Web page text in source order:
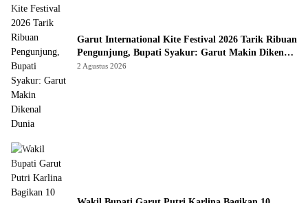
Garut International Kite Festival 2026 Tarik Ribuan
Pengunjung, Bupati Syakur: Garut Makin Dikenal
Dunia
2 Agustus 2026